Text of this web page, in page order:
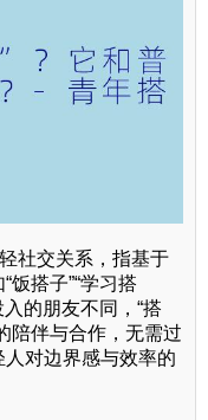
社交关系，指基于
搭子”“学习搭
的朋友不同，“搭
陪伴与合作，无需过
对边界感与效率的